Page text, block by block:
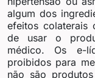
algum dos
efeitos colaterais
de usar o
médico. Os e-
proibidos para
não são